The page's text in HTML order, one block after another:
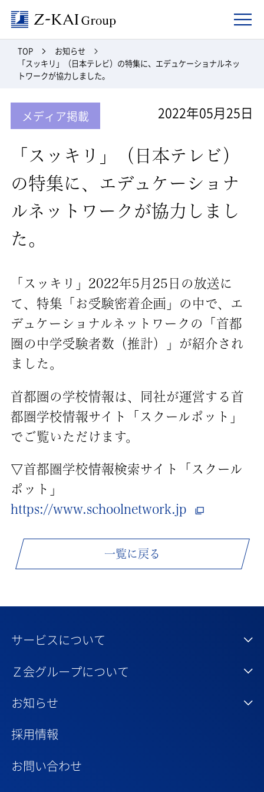
TOP
お知らせ
「スッキリ」（日本テレビ）の特集に、エデュケーショナルネッ
トワークが協力しました。
メディア掲載 2022年05月25日
「スッキリ」（日本テレビ）
の特集に、エデュケーショナ
ルネットワークが協力しまし
た。
「スッキリ」2022年5月25日の放送に
て、特集「お受験密着企画」の中で、エ
デュケーショナルネットワークの「首都
圏の中学受験者数（推計）」が紹介され
ました。
首都圏の学校情報は、同社が運営する首
都圏学校情報サイト「スクールポット」
でご覧いただけます。
▽首都圏学校情報検索サイト「スクール
ポット」
https://www.schoolnetwork.jp
一覧に戻る
サービスについて
Ｚ会グループについて
お知らせ
採用情報
お問い合わせ